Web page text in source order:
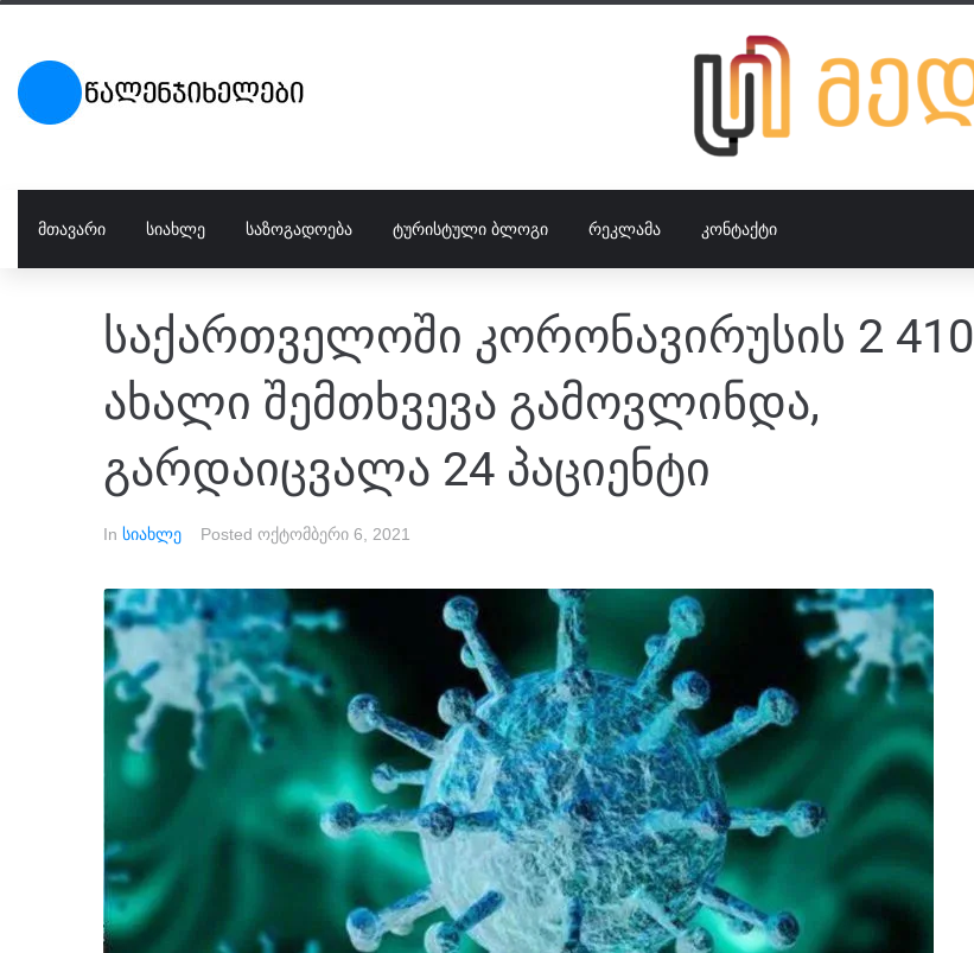
ᲛᲗᲐᲕᲐᲠᲘ ᲡᲘᲐᲮᲚᲔ ᲡᲐᲖᲝᲒᲐᲓᲝᲔᲑᲐ ᲢᲣᲠᲘᲡᲢᲣᲚᲘ ᲑᲚᲝᲒᲘ ᲠᲔᲙᲚᲐᲛᲐ ᲙᲝᲜᲢᲐᲥᲢᲘ
საქართველოში კორონავირუსის 2 410
ახალი შემთხვევა გამოვლინდა,
გარდაიცვალა 24 პაციენტი
In სიახლე Posted ოქტომბერი 6, 2021